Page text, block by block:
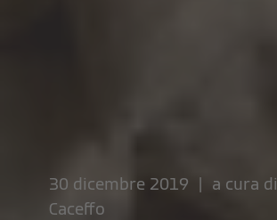
30 dicembre 2019 | a cura di
Caceffo